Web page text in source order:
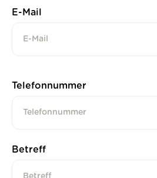
E-Mail
Telefonnummer
Betreff